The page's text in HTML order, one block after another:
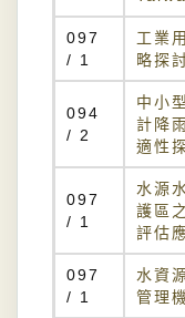
097
/ 1
工業
略探
094
/ 2
中小
計降
適性
097
/ 1
水源
護區
評估
097
/ 1
水資
管理